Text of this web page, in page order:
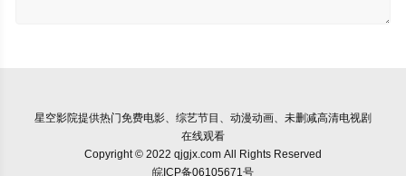
星空影院提供热门免费电影、综艺节目、动漫动画、未删减高清电视剧
在线观看
Copyright © 2022 qjgjx.com All Rights Reserved
皖ICP备06105671号